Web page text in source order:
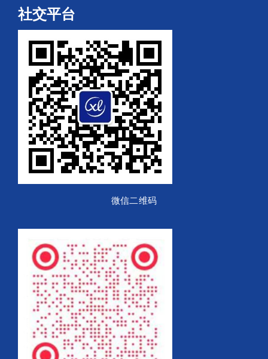
社交平台
微信二维码